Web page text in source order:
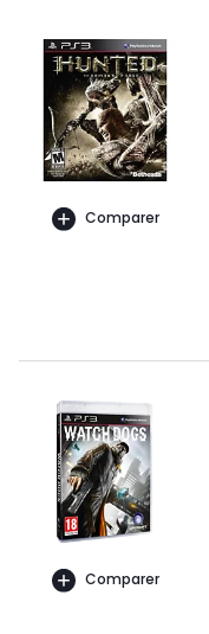
Comparer
Comparer